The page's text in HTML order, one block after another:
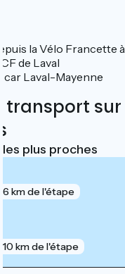
la Vélo Francette
de Laval
car Laval-Mayenne
transport
les plus proches
6 km de l'étape
10 km de l'étape